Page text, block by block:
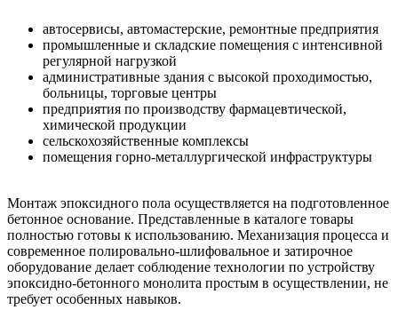
автосервисы, автомастерские, ремонтные предприятия
промышленные и складские помещения с интенсивной
регулярной нагрузкой
административные здания с высокой проходимостью,
больницы, торговые центры
предприятия по производству фармацевтической,
химической продукции
сельскохозяйственные комплексы
помещения горно-металлургической инфраструктуры
Монтаж эпоксидного пола осуществляется на подготовленное
бетонное основание. Представленные в каталоге товары
полностью готовы к использованию. Механизация процесса и
современное полировально-шлифовальное и затирочное
оборудование делает соблюдение технологии по устройству
эпоксидно-бетонного монолита простым в осуществлении, не
требует особенных навыков.